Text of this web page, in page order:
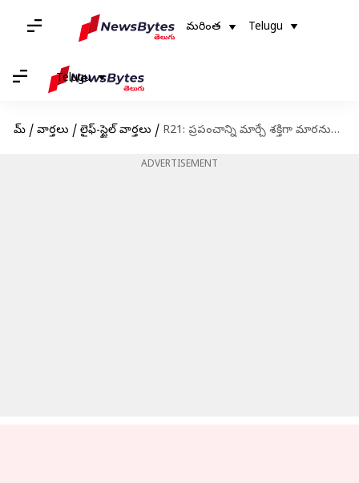
మరింత Telugu
Telugu
హోమ్ / వార్తలు / లైఫ్-స్టైల్ వార్తలు / R21: ప్రపంచాన్ని మార్చే శక్తిగా మారనున్న మలేరియా వ్యాక్సిన్ గురించి తెలుసుకోవాల్సిన విషయాలు
ADVERTISEMENT